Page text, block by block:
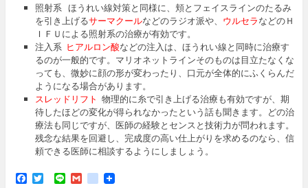
照射系 ほうれい線対策と同様に、頬とフェイスラインのたるみ
を引き上げるサーマクールなどのラジオ派や、 ウルセラなどのＨ
ＩＦＵによる照射系の治療が有効です。
注入系 ヒアルロン酸などの注入は、ほうれい線と同時に治療す
るのが一般的です。マリオネットラインそのものは目立たなくな
っても、微妙に顔の形が変わったり、口元が全体的にふくらんだ
ようになる場合があります。
スレッドリフト 物理的に糸で引き上げる治療も有効ですが、期
待したほどの変化が得られなかったという話も聞きます。どの治
療法も同じですが、医師の経験とセンスと技術力が問われます。
残念な結果を回避し、完成度の高い仕上がりを求めるのなら、信
頼できる医師に相談するようにしましょう。
F T L G g